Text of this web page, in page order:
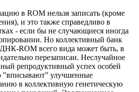
в ROM нельзя записать (кроме
и это также справедливо в
- если бы не случающиеся иногда
Но коллективный банк
ROM всего вида может быть, в
перезаписан. Неслучайное
репродуктивный успех особей
"вписывают” улучшенные
в коллективную генетическую